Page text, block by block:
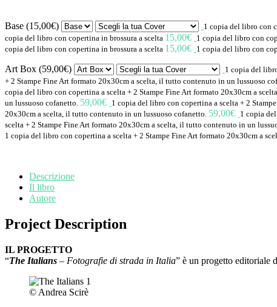
Base (15,00€) 1 copia del libro con
copia del libro con copertina in brossura a scelta 15,00€ 1 copia del libro con
copia del libro con copertina in brossura a scelta 15,00€ 1 copia del libro con
Art Box (59,00€) 1 copia del
+ 2 Stampe Fine Art formato 20x30cm a scelta, il tutto contenuto in un lussuoso
copia del libro con copertina a scelta + 2 Stampe Fine Art formato 20x30cm a
un lussuoso cofanetto. 59,00€ 1 copia del libro con copertina a scelta + 2
20x30cm a scelta, il tutto contenuto in un lussuoso cofanetto. 59,00€ 1 copia
scelta + 2 Stampe Fine Art formato 20x30cm a scelta, il tutto contenuto in un
1 copia del libro con copertina a scelta + 2 Stampe Fine Art formato 20x30cm a
Descrizione
Il libro
Autore
Project Description
IL PROGETTO
“The Italians – Fotografie di strada in Italia” è un progetto editoriale
© Andrea Scirè